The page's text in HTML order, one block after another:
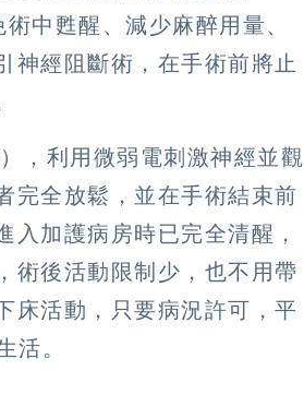
中甦醒、減少麻醉用量、
神經阻斷術，在手術前將止
，利用微弱電刺激神經並觀
完全放鬆，並在手術結束前
加護病房時已完全清醒，
術後活動限制少，也不用帶
床活動，只要病況許可，平
活。